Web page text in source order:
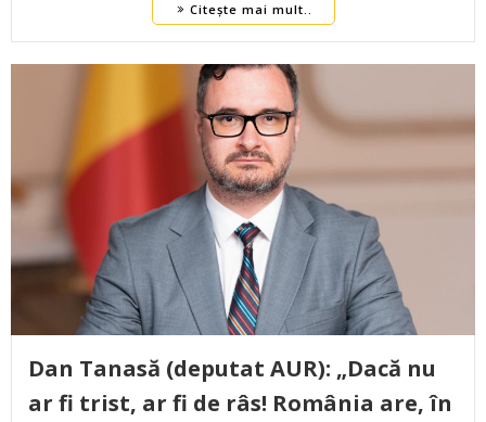
Citește mai mult..
Dan Tanasă (deputat AUR): „Dacă nu
ar fi trist, ar fi de râs! România are, în